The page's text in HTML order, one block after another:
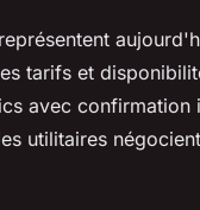
représentent
tarifs et
avec
utilitaires